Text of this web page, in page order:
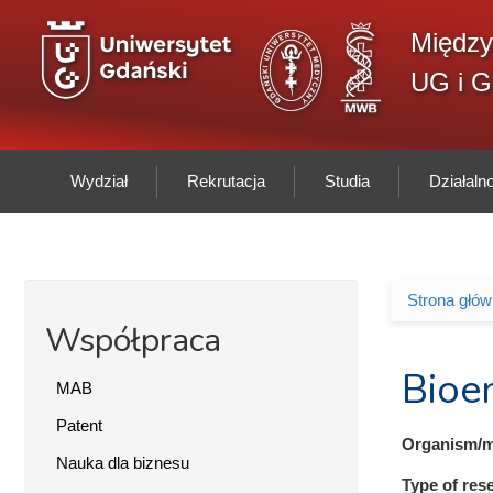
UG i
Wydział Rekrutacja Studia
Współpraca
MAB
Patent
Nauka dla biznesu
Strona
Organism/
Type of